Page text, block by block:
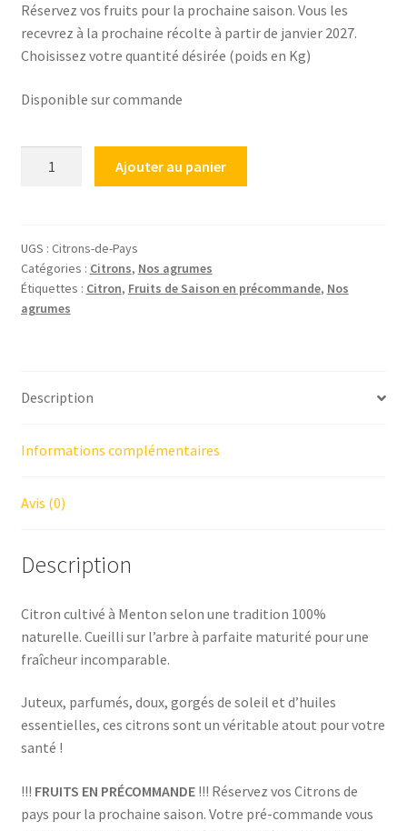
Réservez vos fruits pour la prochaine saison. Vous les
recevrez à la prochaine récolte à partir de janvier 2027.
Choisissez votre quantité désirée (poids en Kg)
Disponible sur commande
Pays,
1Kg
Ajouter au panier
UGS : Citrons-de-Pays
Catégories : Citrons, Nos agrumes
Étiquettes : Citron, Fruits de Saison en précommande, Nos
agrumes
Description
Informations complémentaires
Avis (0)
Description
Citron cultivé à Menton selon une tradition 100%
naturelle. Cueilli sur l’arbre à parfaite maturité pour une
fraîcheur incomparable.
Juteux, parfumés, doux, gorgés de soleil et d’huiles
essentielles, ces citrons sont un véritable atout pour votre
santé !
!!! FRUITS EN PRÉCOMMANDE!!! Réservez vos Citrons de
pays pour la prochaine saison. Votre pré-commande vous